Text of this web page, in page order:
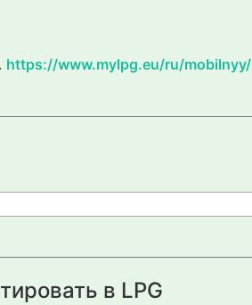
https://www.mylpg.eu/ru/mobilnyy/
в LPG